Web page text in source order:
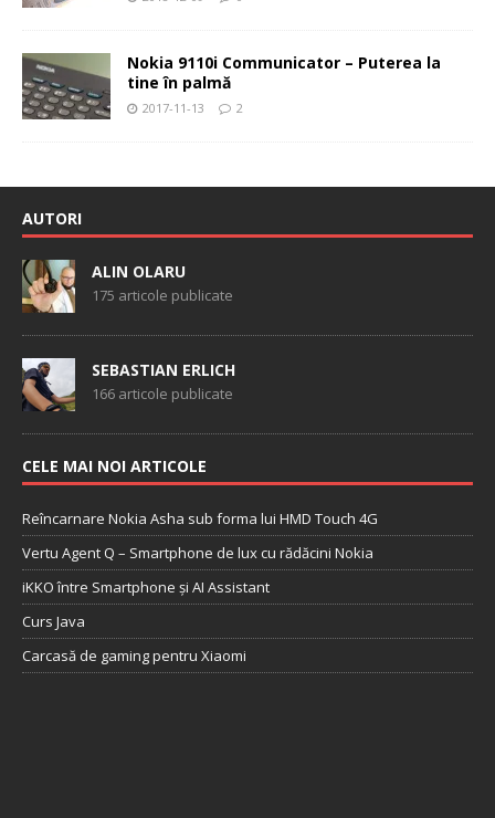
Nokia 9110i Communicator – Puterea la
tine în palmă
2017-11-13 2
AUTORI
ALIN OLARU
175 articole publicate
SEBASTIAN ERLICH
166 articole publicate
CELE MAI NOI ARTICOLE
Reîncarnare Nokia Asha sub forma lui HMD Touch 4G
Vertu Agent Q – Smartphone de lux cu rădăcini Nokia
iKKO între Smartphone și AI Assistant
Curs Java
Carcasă de gaming pentru Xiaomi